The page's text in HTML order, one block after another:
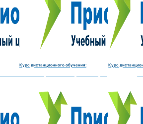
Курс дистанционного обучения: Курс